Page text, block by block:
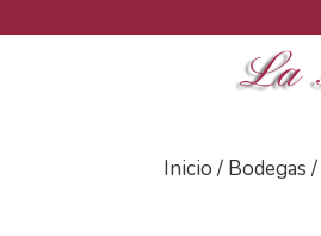
al
Inicio/ Bodegas/